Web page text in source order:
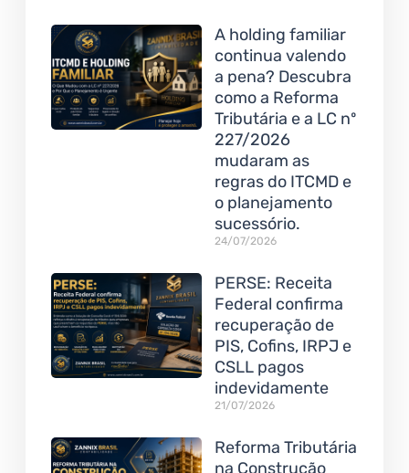
A holding familiar
continua valendo
a pena? Descubra
como a Reforma
Tributária e a LC nº
227/2026
mudaram as
regras do ITCMD e
o planejamento
sucessório.
24/07/2026
PERSE: Receita
Federal confirma
recuperação de
PIS, Cofins, IRPJ e
CSLL pagos
indevidamente
21/07/2026
Reforma Tributária
na Construção